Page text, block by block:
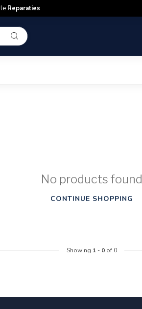
Reparaties
No products found
CONTINUE SHOPPING
Showing 1- 0of 0